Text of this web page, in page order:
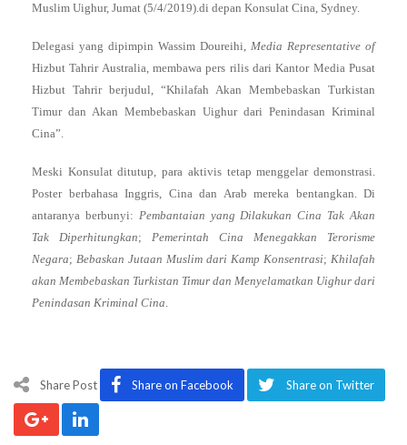
Muslim Uighur, Jumat (5/4/2019).di depan Konsulat Cina, Sydney.
Delegasi yang dipimpin Wassim Doureihi, Media Representative of
Hizbut Tahrir Australia, membawa pers rilis dari Kantor Media Pusat
Hizbut Tahrir berjudul, “Khilafah Akan Membebaskan Turkistan
Timur dan Akan Membebaskan Uighur dari Penindasan Kriminal
Cina”.
Meski Konsulat ditutup, para aktivis tetap menggelar demonstrasi.
Poster berbahasa Inggris, Cina dan Arab mereka bentangkan. Di
antaranya berbunyi: Pembantaian yang Dilakukan Cina Tak Akan
Tak Diperhitungkan; Pemerintah Cina Menegakkan Terorisme
Negara; Bebaskan Jutaan Muslim dari Kamp Konsentrasi; Khilafah
akan Membebaskan Turkistan Timur dan Menyelamatkan Uighur dari
Penindasan Kriminal Cina.
Share Post Share on Facebook Share on Twitter